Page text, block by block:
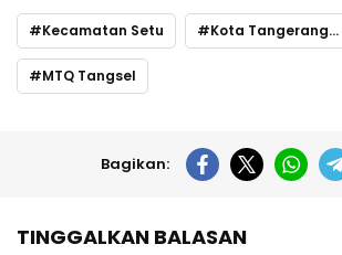
Kecamatan Setu Kota Tangerang Selatan
MTQ Tangsel
Bagikan:
TINGGALKAN BALASAN